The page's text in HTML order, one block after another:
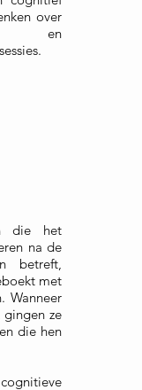
over
en
die het
na de
betreft,
met
Wanneer
ze
die hen